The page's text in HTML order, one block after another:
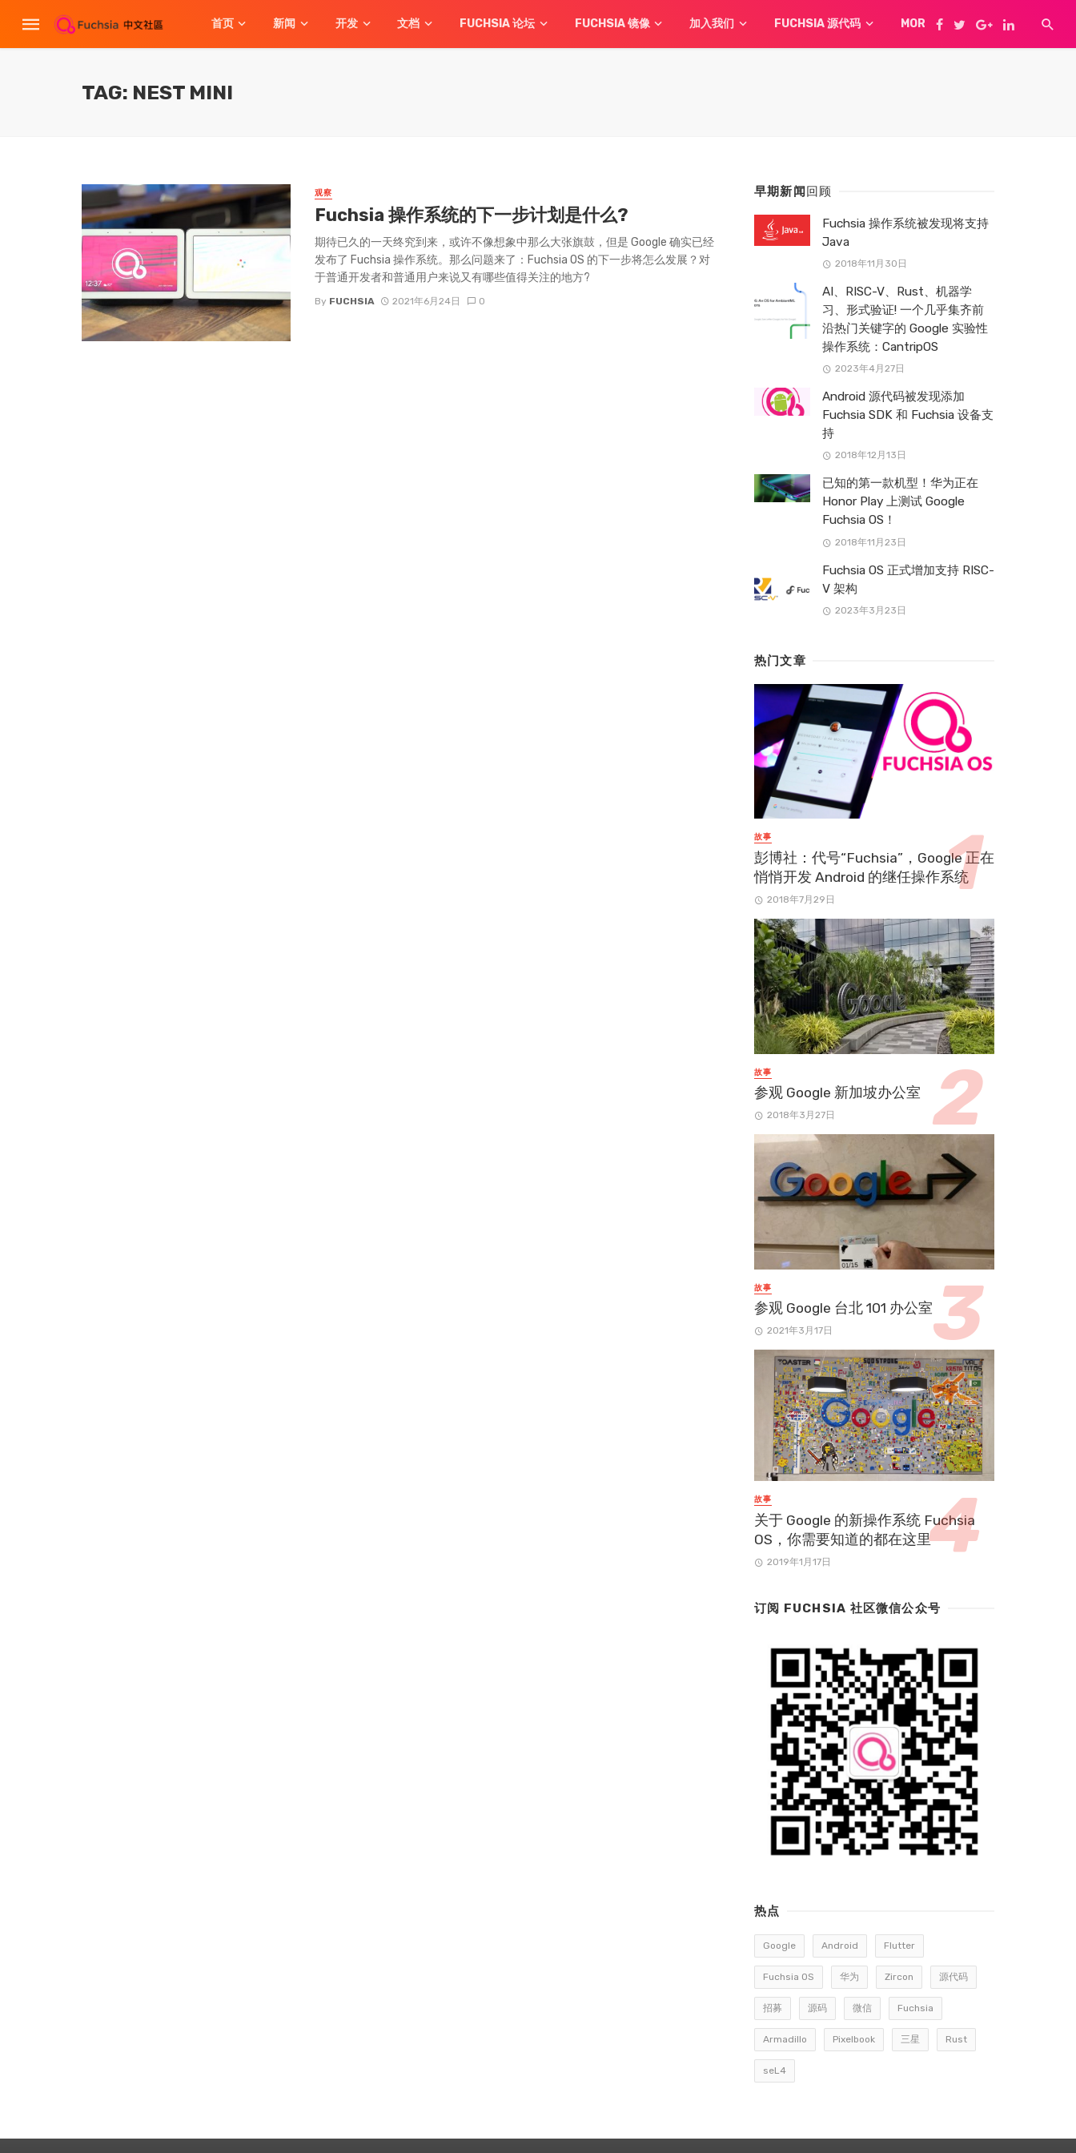
首页 新闻 开发 文档 FUCHSIA 论坛 FUCHSIA 镜像 加入我们 FUCHSIA 源代码 MORE
TAG: NEST MINI
观察
Fuchsia 操作系统的下一步计划是什么?
期待已久的一天终究到来，或许不像想象中那么大张旗鼓，但是 Google 确实已经
发布了 Fuchsia 操作系统。那么问题来了：Fuchsia OS 的下一步将怎么发展？对
于普通开发者和普通用户来说又有哪些值得关注的地方?
By FUCHSIA 2021年6月24日 0
早期新闻回顾
Fuchsia 操作系统被发现将支持
Java
2018年11月30日
AI、RISC-V、Rust、机器学
习、形式验证! 一个几乎集齐前
沿热门关键字的 Google 实验性
操作系统：CantripOS
2023年4月27日
Android 源代码被发现添加
Fuchsia SDK 和 Fuchsia 设备支
持
2018年12月13日
已知的第一款机型！华为正在
Honor Play 上测试 Google
Fuchsia OS！
2018年11月23日
Fuchsia OS 正式增加支持 RISC-
V 架构
2023年3月23日
热门文章
故事
彭博社：代号“Fuchsia”，Google 正在
悄悄开发 Android 的继任操作系统
2018年7月29日
故事
参观 Google 新加坡办公室
2018年3月27日
故事
参观 Google 台北 101 办公室
2021年3月17日
故事
关于 Google 的新操作系统 Fuchsia
OS，你需要知道的都在这里
2019年1月17日
订阅 FUCHSIA 社区微信公众号
热点
Google Android Flutter
Fuchsia OS 华为 Zircon 源代码
招募 源码 微信 Fuchsia
Armadillo Pixelbook 三星 Rust
seL4